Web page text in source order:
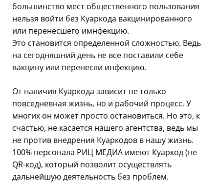
большинство мест общественного пользования
нельзя войти без Куаркода вакцинированного
или перенесшего имнфекцию.
Это становится определенной сложностью. Ведь
на сегодняшний день не все поставили себе
вакцину или перенесли инфекцию.
От наличия Куаркода зависит не только
повседневная жизнь, но и рабочий процесс. У
многих он может просто остановиться. Но это, к
счастью, не касается нашего агентства, ведь мы
не против внедрения Куаркодов в нашу жизнь.
100% персонала РИЦ МЕДИА имеют Куаркод (не
QR-код), который позволит осуществлять
дальнейшую деятельность без проблем.